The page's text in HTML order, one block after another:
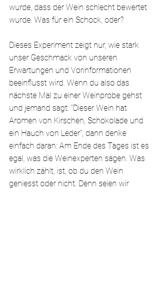
wurde, dass der Wein schlecht bewertet
wurde. Was für ein Schock, oder?
Dieses Experiment zeigt nur, wie stark
unser Geschmack von unseren
Erwartungen und Vorinformationen
beeinflusst wird. Wenn du also das
nächste Mal zu einer Weinprobe gehst
und jemand sagt: "Dieser Wein hat
Aromen von Kirschen, Schokolade und
ein Hauch von Leder", dann denke
einfach daran: Am Ende des Tages ist es
egal, was die Weinexperten sagen. Was
wirklich zählt, ist, ob du den Wein
geniesst oder nicht. Denn seien wir